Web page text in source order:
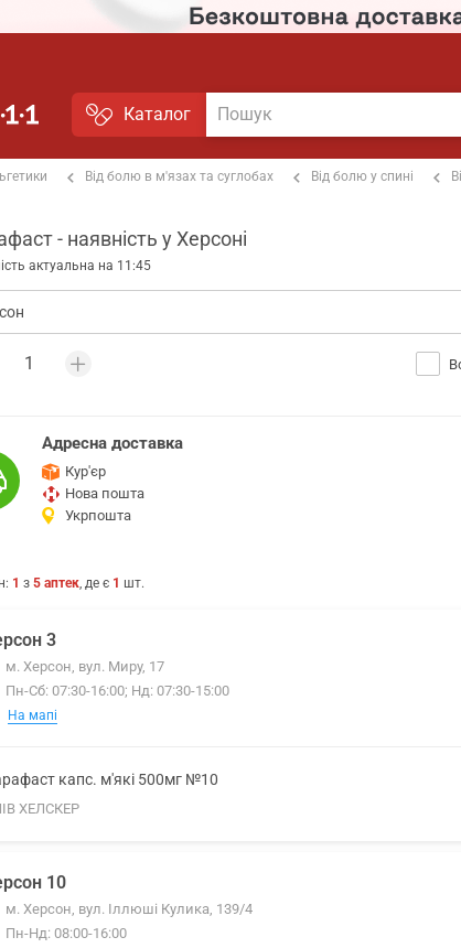
Каталог
Від болю в м'язах та суглобах Від болю у спині
- наявність у Херсоні
актуальна на 11:45
Адресна доставка
Кур'єр
Нова пошта
Укрпошта
: 1 з 5 аптек, де є 1 шт.
3
м. Херсон, вул. Миру, 17
Пн-Сб: 07:30-16:00; Нд: 07:30-15:00
На мапі
капс. м'які 500мг №10
ХЕЛСКЕР
10
м. Херсон, вул. Іллюші Кулика, 139/4
Пн-Нд: 08:00-16:00